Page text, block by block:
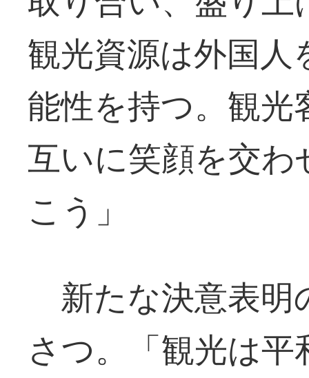
観光資源は外国
能性を持つ。観
互いに笑顔を交
こう」
新たな決意表明
さつ。「観光は